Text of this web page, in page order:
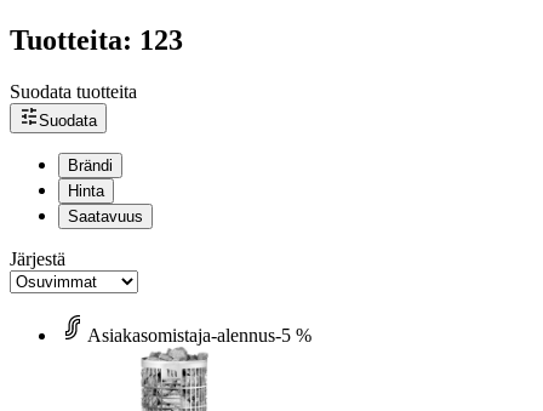
Tuotteita: 123
Suodata tuotteita
Suodata
Brändi
Hinta
Saatavuus
Järjestä
Asiakasomistaja-alennus-5 %